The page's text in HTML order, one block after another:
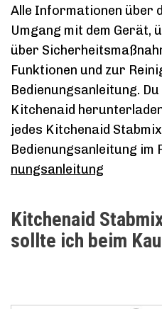
Alle Informationen über
Umgang mit dem Gerät,
über
Funktionen und zur
Bedienungsanleitung.
Kitchenaid
jedes Kitchenaid
Bedienungsanleitung im
nungsanleitung
Kitchenaid
sollte ich beim